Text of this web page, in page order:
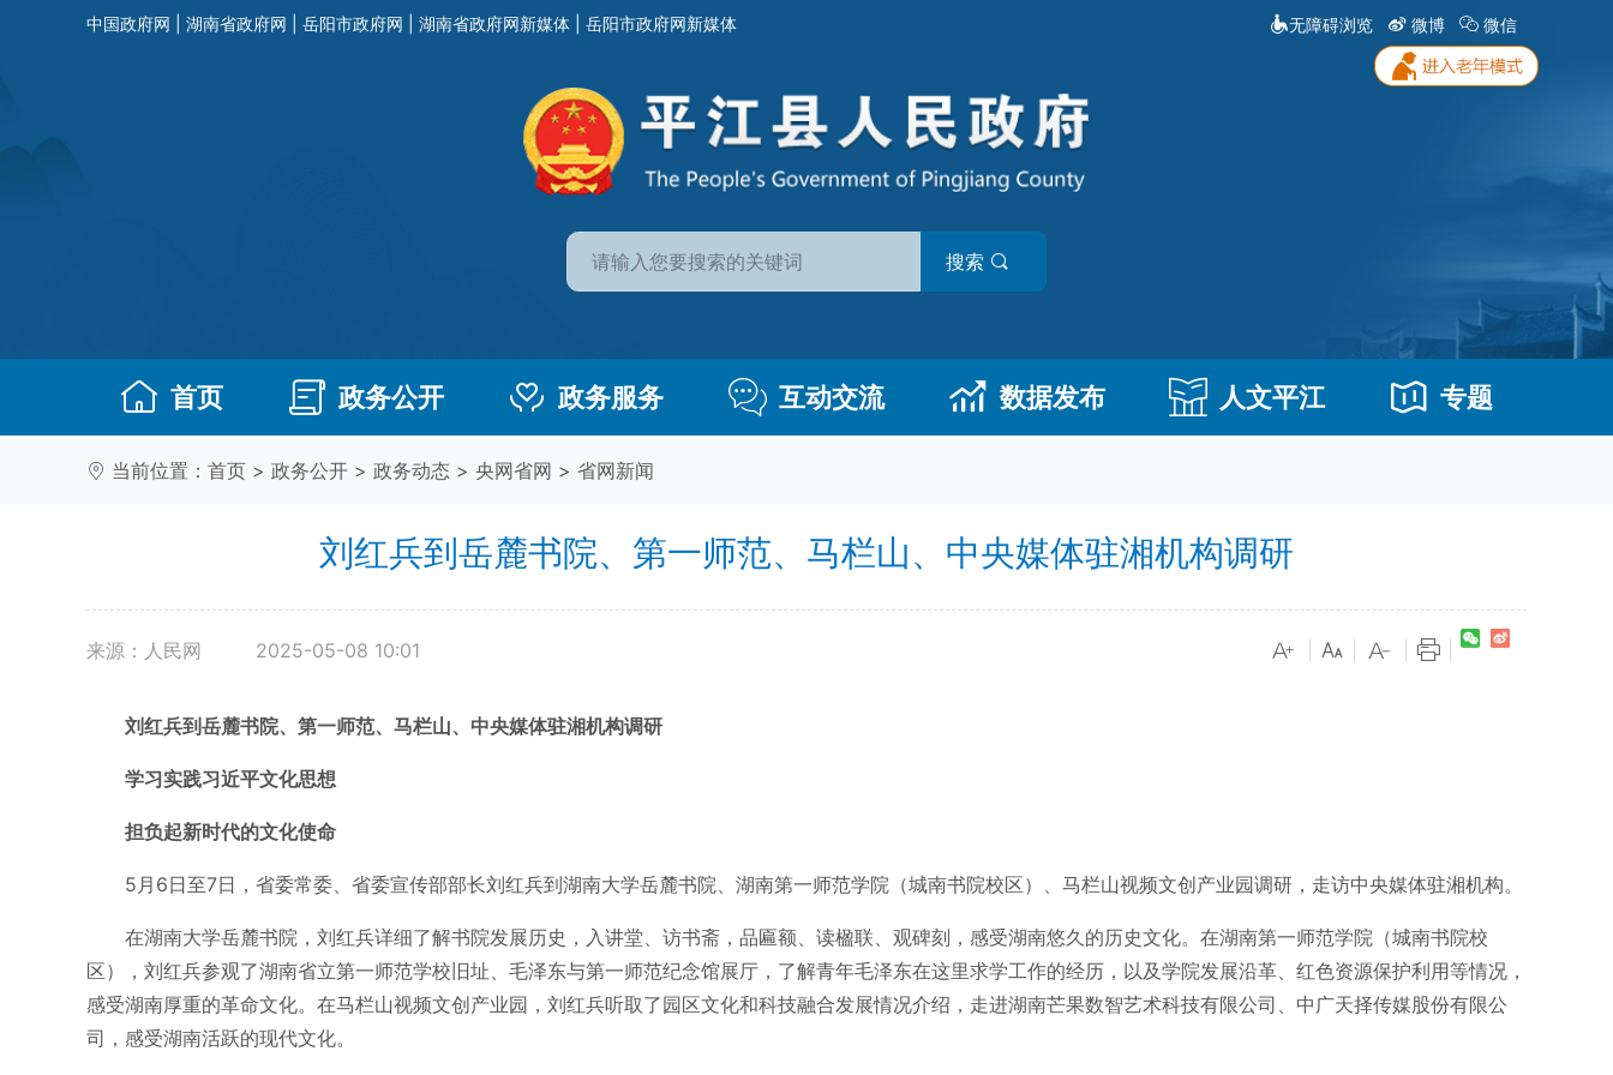
中国政府网 湖南省政府网 岳阳市政府网 湖南省政府网新媒体 岳阳市政府网新媒体 无障碍浏览 微博 微信
搜索
首页 政务公开 政务服务 互动交流 数据发布 人文平江 专题
当前位置： 首页 > 政务公开 > 政务动态 > 央网省网 > 省网新闻
刘红兵到岳麓书院、第一师范、马栏山、中央媒体驻湘机构调研
来源：人民网 2025-05-08 10:01
刘红兵到岳麓书院、第一师范、马栏山、中央媒体驻湘机构调研
学习实践习近平文化思想
担负起新时代的文化使命
5月6日至7日，省委常委、省委宣传部部长刘红兵到湖南大学岳麓书院、湖南第一师范学院（城南书院校区）、马栏山视频文创产业园调研，走访中央媒体驻湘机构。
在湖南大学岳麓书院，刘红兵详细了解书院发展历史，入讲堂、访书斋，品匾额、读楹联、观碑刻，感受湖南悠久的历史文化。在湖南第一师范学院（城南书院校
区），刘红兵参观了湖南省立第一师范学校旧址、毛泽东与第一师范纪念馆展厅，了解青年毛泽东在这里求学工作的经历，以及学院发展沿革、红色资源保护利用等情况，
感受湖南厚重的革命文化。在马栏山视频文创产业园，刘红兵听取了园区文化和科技融合发展情况介绍，走进湖南芒果数智艺术科技有限公司、中广天择传媒股份有限公
司，感受湖南活跃的现代文化。